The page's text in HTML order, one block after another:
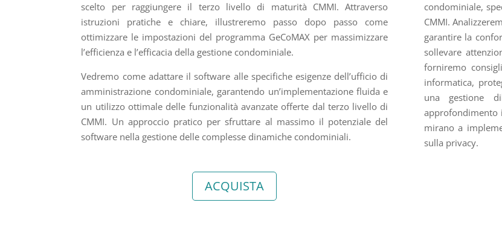
scelto per raggiungere il terzo livello di maturità CMMI. Attraverso
istruzioni pratiche e chiare, illustreremo passo dopo passo come
ottimizzare le impostazioni del programma GeCoMAX per massimizzare
l’efficienza e l’efficacia della gestione condominiale.
Vedremo come adattare il software alle specifiche esigenze dell’ufficio di
amministrazione condominiale, garantendo un’implementazione fluida e
un utilizzo ottimale delle funzionalità avanzate offerte dal terzo livello di
CMMI. Un approccio pratico per sfruttare al massimo il potenziale del
software nella gestione delle complesse dinamiche condominiali.
ACQUISTA
condominiale,
CMMI.
garantire la
sollevare
forniremo
informatica,
una gestione
approfondimento
mirano a
sulla privacy.